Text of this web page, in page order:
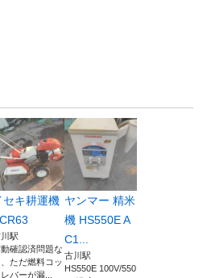
セキ耕運機
駅
確認済問題な
、ただ燃料コッ
バーが漏...
ヤンマー 精米
機 HS550E A
C1...
古川駅
HS550E 100V/550